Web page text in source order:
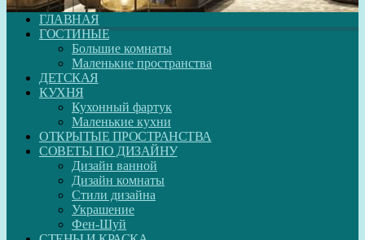
ГЛАВНАЯ
ГОСТИНЫЕ
Большие комнаты
Маленькие пространства
ДЕТСКАЯ
КУХНЯ
Кухонный фартук
Маленькие кухни
ОТКРЫТЫЕ ПРОСТРАНСТВА
СОВЕТЫ ПО ДИЗАЙНУ
Дизайн ванной
Дизайн комнаты
Стили дизайна
Украшение
Фен-Шуй